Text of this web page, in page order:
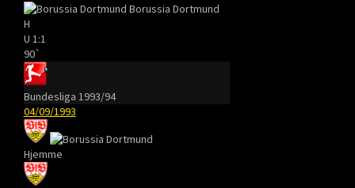
Borussia Dortmund
H
U 1:1
90`
Bundesliga 1993/94
04/09/1993
Hjemme